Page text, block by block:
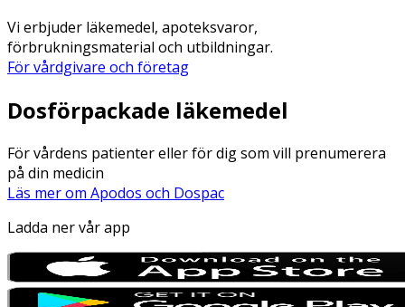
Vi erbjuder läkemedel, apoteksvaror,
förbrukningsmaterial och utbildningar.
För vårdgivare och företag
Dosförpackade läkemedel
För vårdens patienter eller för dig som vill prenumerera
på din medicin
Läs mer om Apodos och Dospac
Ladda ner vår app